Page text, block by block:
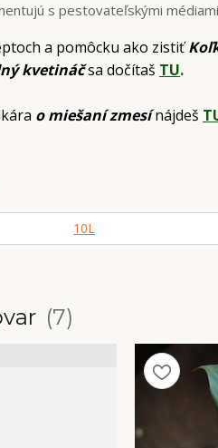
s pestovateľskými
a pomôcku ako zistiť
kvetináčsa dočítaš TU.
o miešaní zmesínájdeš
10L
7